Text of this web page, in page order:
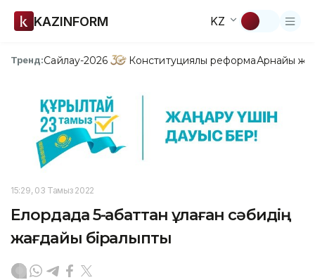
KAZINFORM KZ
Тренд:Сайлау-2026 Конституциялық реформаАрнайы
15:29, 03 Тамыз 2022
Елордада 5-қабаттан құлаған сәбидің
жағдайы бірқалыпты